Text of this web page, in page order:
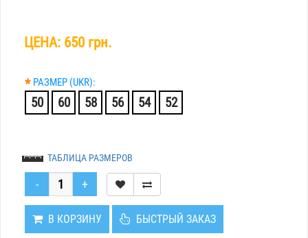
ЦЕНА: 650 грн.
* РАЗМЕР (UKR):
50 60 58 56 54 52
ТАБЛИЦА РАЗМЕРОВ
В КОРЗИНУ БЫСТРЫЙ ЗАКАЗ